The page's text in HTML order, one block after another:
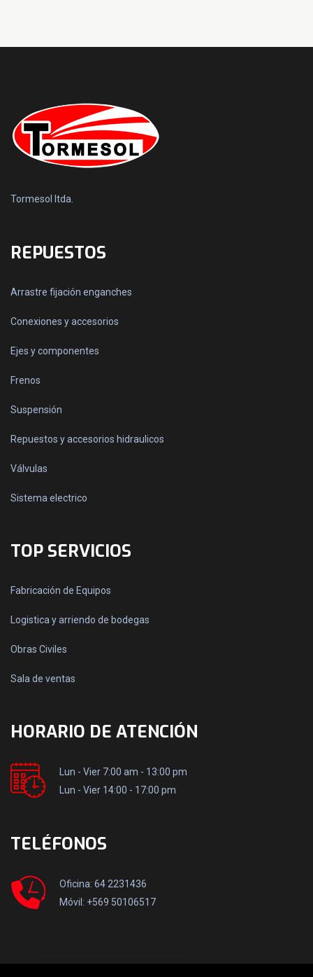
Tormesol ltda.
REPUESTOS
Arrastre fijación enganches
Conexiones y accesorios
Ejes y componentes
Frenos
Suspensión
Repuestos y accesorios hidraulicos
Válvulas
Sistema electrico
TOP SERVICIOS
Fabricación de Equipos
Logistica y arriendo de bodegas
Obras Civiles
Sala de ventas
HORARIO DE ATENCIÓN
Lun - Vier 7:00 am - 13:00 pm
Lun - Vier 14:00 - 17:00 pm
TELÉFONOS
Oficina: 64 2231436
Móvil: +569 50106517